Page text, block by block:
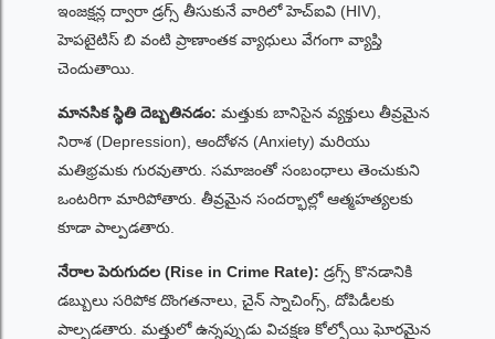
ఇంజక్షన్ల ద్వారా డ్రగ్స్ తీసుకునే వారిలో హెచ్‌ఐవి (HIV),
హెపటైటిస్ బి వంటి ప్రాణాంతక వ్యాధులు వేగంగా వ్యాప్తి
చెందుతాయి.
మానసిక స్థితి దెబ్బతినడం: మత్తుకు బానిసైన వ్యక్తులు తీవ్రమైన
నిరాశ (Depression), ఆందోళన (Anxiety) మరియు
మతిభ్రమకు గురవుతారు. సమాజంతో సంబంధాలు తెంచుకుని
ఒంటరిగా మారిపోతారు. తీవ్రమైన సందర్భాల్లో ఆత్మహత్యలకు
కూడా పాల్పడతారు.
నేరాల పెరుగుదల (Rise in Crime Rate): డ్రగ్స్ కొనడానికి
డబ్బులు సరిపోక దొంగతనాలు, చైన్ స్నాచింగ్స్, దోపిడీలకు
పాల్పడతారు. మత్తులో ఉన్నప్పుడు విచక్షణ కోల్పోయి ఘోరమైన